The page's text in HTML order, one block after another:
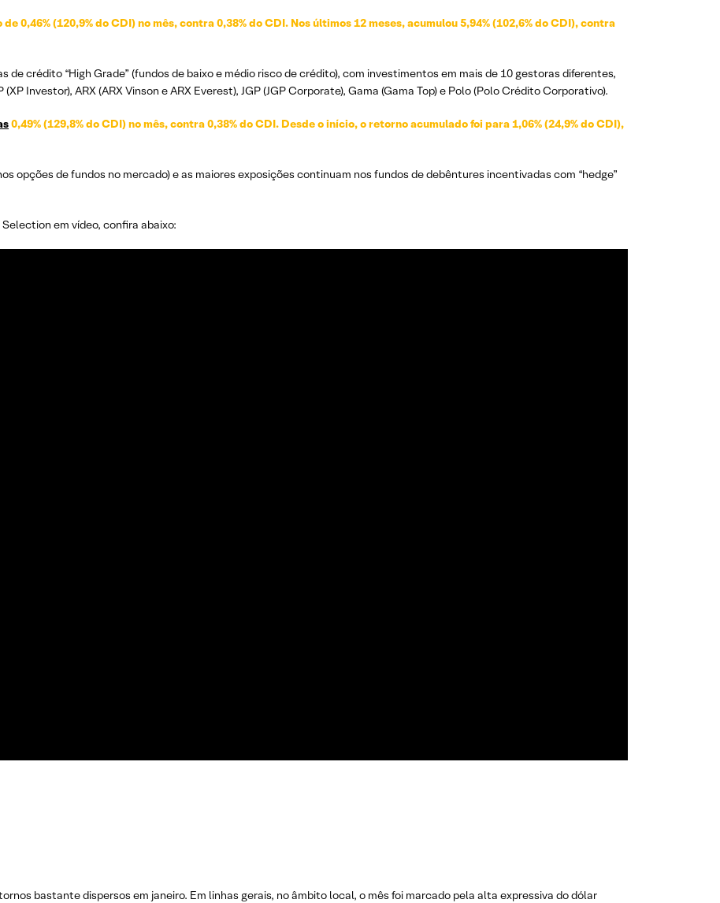
0,46% (120,9% do CDI) no mês, contra 0,38% do CDI. Nos últimos 12 meses, acumulou 5,94% (102,6% do CDI), contra
crédito “High Grade” (fundos de baixo e médio risco de crédito), com investimentos em mais de 10 gestoras diferentes,
Investor), ARX (ARX Vinson e ARX Everest), JGP (JGP Corporate), Gama (Gama Top) e Polo (Polo Crédito Corporativo).
0,49% (129,8% do CDI) no mês, contra 0,38% do CDI. Desde o início, o retorno acumulado foi para 1,06% (24,9% do CDI),
opções de fundos no mercado) e as maiores exposições continuam nos fundos de debêntures incentivadas com “hedge”
em vídeo, confira abaixo:
bastante dispersos em janeiro. Em linhas gerais, no âmbito local, o mês foi marcado pela alta expressiva do dólar